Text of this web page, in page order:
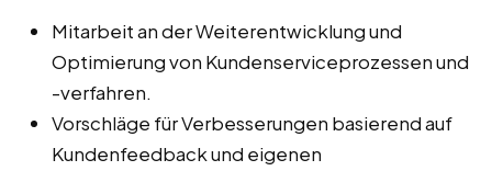
Mitarbeit an der Weiterentwicklung und
Optimierung von Kundenserviceprozessen und
-verfahren.
Vorschläge für Verbesserungen basierend auf
Kundenfeedback und eigenen